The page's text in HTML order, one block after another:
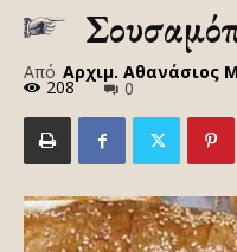
Από Αρχιμ. Αθανάσιος
208 0